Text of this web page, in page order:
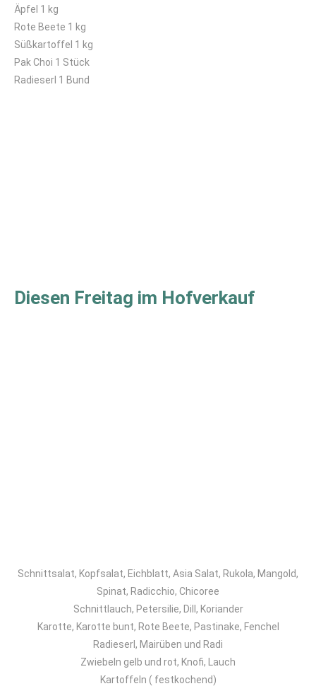
Äpfel 1 kg
Rote Beete 1 kg
Süßkartoffel 1 kg
Pak Choi 1 Stück
Radieserl 1 Bund
Diesen Freitag im Hofverkauf
Schnittsalat, Kopfsalat, Eichblatt, Asia Salat, Rukola, Mangold,
Spinat, Radicchio, Chicoree
Schnittlauch, Petersilie, Dill, Koriander
Karotte, Karotte bunt, Rote Beete, Pastinake, Fenchel
Radieserl, Mairüben und Radi
Zwiebeln gelb und rot, Knofi, Lauch
Kartoffeln ( festkochend)